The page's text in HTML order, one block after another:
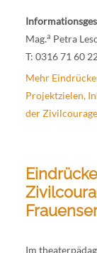
Mag.a Petra
T: 0316 71 60
Mehr
Projektzielen,
der
Im